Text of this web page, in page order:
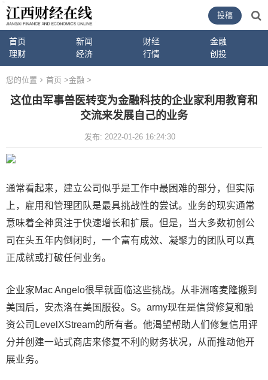
首页 新闻 财经
金融
理财
经济 行情 创投
投稿
您的位置 首页 >金融 >
这位由军事兽医转变为金融科技的企业家利用教育和
交流来发展自己的业务
发布: 2022-01-26 16:24:30
通常看起来，建立公司似乎是工作中最困难的部分，但实际
上，雇用和管理团队是最具挑战性的尝试。业务的现实通常
意味着全神贯注于快速增长和扩展。但是，当大多数初创公
司在头五年内倒闭时，一个富有成效、凝聚力的团队可以真
正成就或打破任何业务。
企业家Mac Angelo很早就面临这些挑战。从非洲喀麦隆搬到
美国后，安杰洛在美国服役。S。army现在是信贷修复和融
资公司LevelXStream的所有者。他渴望帮助人们修复信用评
分并创建一站式商店来修复不利的财务状况，从而推动他开
展业务。